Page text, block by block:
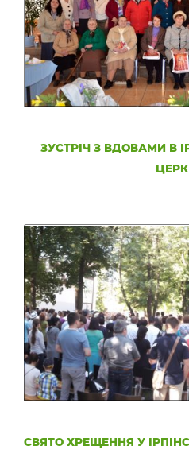
ЗУСТРІЧ З ВДОВАМИ В
СВЯТО ХРЕЩЕННЯ У